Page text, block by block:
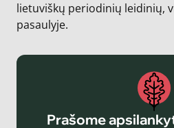
Knygos
Susisiekite su mumis
lietuviškų periodinių leidinių,
pasaulyje.
Prašome